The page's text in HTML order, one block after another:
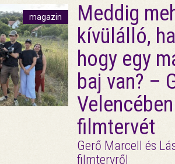
magazin
Meddig
kívülálló,
hogy egy
baj van? –
filmtervét
Gerő Marcell és
filmtervről